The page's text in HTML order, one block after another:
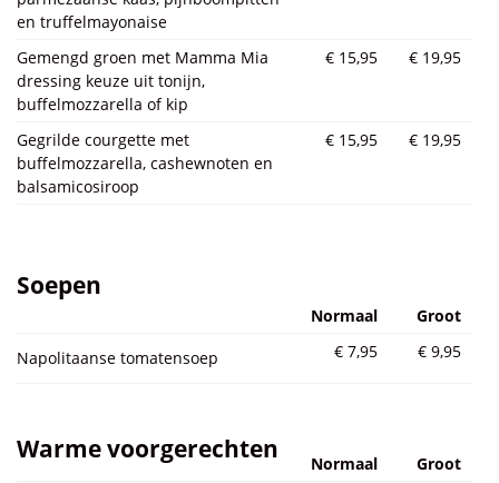
en truffelmayonaise
Gemengd groen met Mamma Mia
dressing keuze uit tonijn,
buffelmozzarella of kip
€ 15,95 € 19,95
Gegrilde courgette met
buffelmozzarella, cashewnoten en
balsamicosiroop
€ 15,95 € 19,95
Soepen
Normaal
Groot
Napolitaanse tomatensoep
€ 7,95 € 9,95
Warme voorgerechten Normaal
Groot